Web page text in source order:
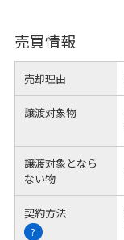
売買情報
売却理由
譲渡対象物
譲渡対象となら
ない物
契約方法
?